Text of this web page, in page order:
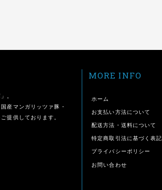
。
産マンガリッツァ豚・
提供しております。
MORE INFO
ホーム
お支払い方法について
配送方法・送料について
特定商取引法に基づく表記
プライバシーポリシー
お問い合わせ